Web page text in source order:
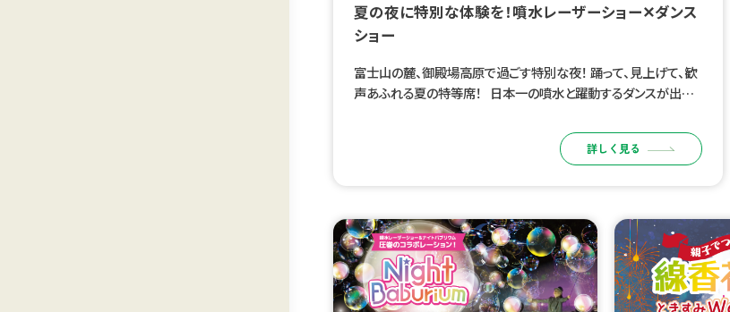
夏の夜に特別な体験を！噴水レーザーショー✕ダンス
ショー
富士山の麓、御殿場高原で過ごす特別な夜！ 踊って、見上げて、歓
声あふれる夏の特等席！ 日本一の噴水と躍動するダンスが出会
詳しく見る